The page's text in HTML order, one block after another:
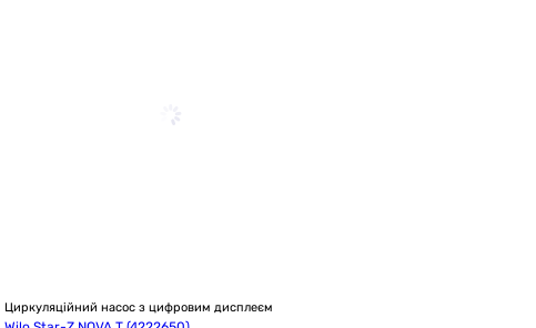
Циркуляційний насос з цифровим дисплеєм